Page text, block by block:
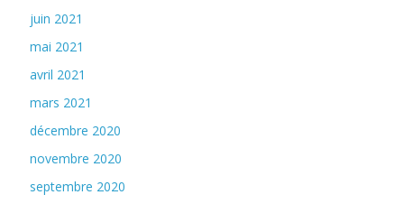
juin 2021
mai 2021
avril 2021
mars 2021
décembre 2020
novembre 2020
septembre 2020